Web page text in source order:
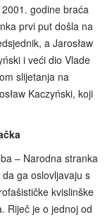
godine braća
prvi put došla na
a Jarosław
i veći dio Vlade
slijetanja na
Kaczyński, koji
– Narodna stranka
ga oslovljavaju s
kvislinške
Riječ je o jednoj od